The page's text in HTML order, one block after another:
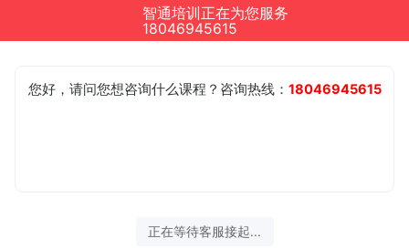
智通培训正在为您服务
18046945615
您好，请问您想咨询什么课程？咨询热线： 18046945615
正在等待客服接起...